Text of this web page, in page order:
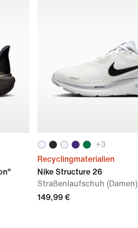
+3
Recyclingmaterialien
Nike Structure 26
Straßenlaufschuh (Damen)
149,99 €